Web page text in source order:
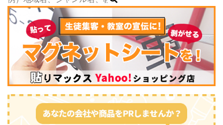
山梨県
長野県
岐阜県
静岡県
愛知県
三重県
関西
滋賀県
京都府
大阪府
スポーツ・運動(2745)